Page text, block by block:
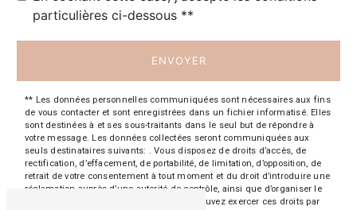
particulières ci-dessous **
ENVOYER
** Les données personnelles communiquées sont nécessaires aux fins
de vous contacter et sont enregistrées dans un fichier informatisé. Elles
sont destinées à et ses sous-traitants dans le seul but de répondre à
votre message. Les données collectées seront communiquées aux
seuls destinataires suivants: . Vous disposez de droits d’accès, de
rectification, d’effacement, de portabilité, de limitation, d’opposition, de
retrait de votre consentement à tout moment et du droit d’introduire une
réclamation auprès d’une autorité de contrôle, ainsi que d’organiser le
sort de vos données post-mortem. Vous pouvez exercer ces droits par